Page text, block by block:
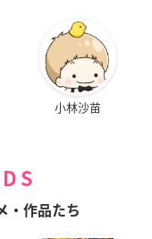
小林沙苗
・作品たち